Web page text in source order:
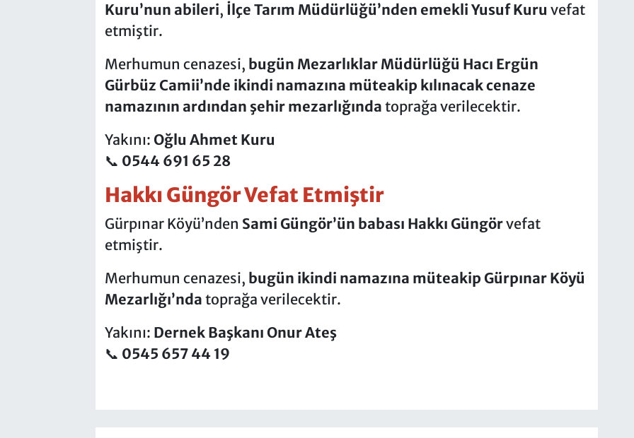
Kuru’nun abileri, İlçe Tarım Müdürlüğü’nden emekli Yusuf Kuru vefat
etmiştir.
Merhumun cenazesi, bugün Mezarlıklar Müdürlüğü Hacı Ergün
Gürbüz Camii’nde ikindi namazına müteakip kılınacak cenaze
namazının ardından şehir mezarlığında toprağa verilecektir.
Yakını: Oğlu Ahmet Kuru
📞 0544 691 65 28
Hakkı Güngör Vefat Etmiştir
Gürpınar Köyü’nden Sami Güngör’ün babası Hakkı Güngörvefat
etmiştir.
Merhumun cenazesi, bugün ikindi namazına müteakip Gürpınar Köyü
Mezarlığı’nda toprağa verilecektir.
Yakını: Dernek Başkanı Onur Ateş
📞 0545 657 44 19